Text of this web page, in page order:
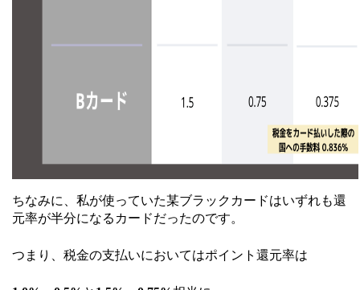
ちなみに、私が使っていた某ブラックカードはいずれも還
元率が半分になるカードだったのです。
つまり、税金の支払いにおいてはポイント還元率は